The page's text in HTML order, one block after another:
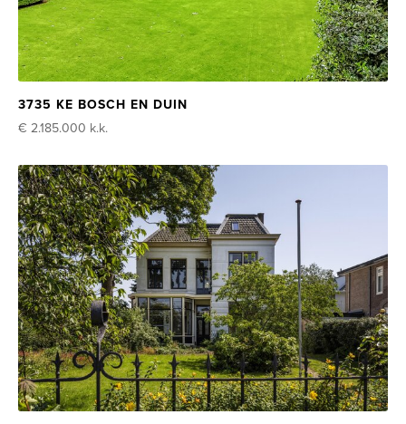
3735 KE BOSCH EN DUIN
€ 2.185.000 k.k.